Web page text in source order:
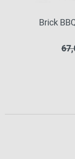
Brick